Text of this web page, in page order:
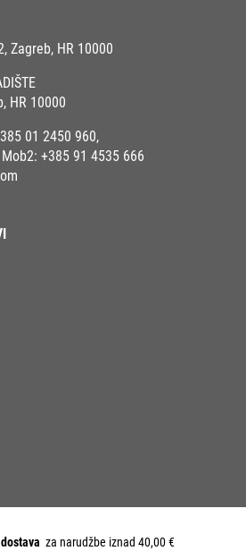
Zagreb, HR 10000
HR 10000
01 2450 960,
Mob2: +385 91 4535 666
za narudžbe iznad 40,00 €